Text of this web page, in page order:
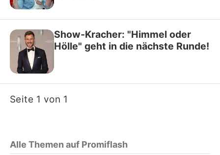
Show-Kracher: "Himmel oder
Hölle" geht in die nächste Runde!
Seite 1 von 1
Alle Themen auf Promiflash